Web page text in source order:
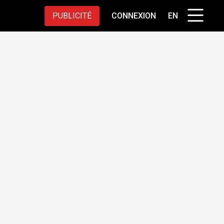
PUBLICITÉ CONNEXION EN